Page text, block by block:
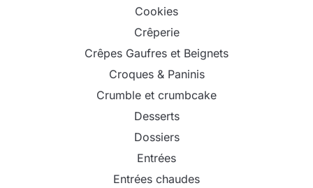
Cookies
Crêperie
Crêpes Gaufres et Beignets
Croques & Paninis
Crumble et crumbcake
Desserts
Dossiers
Entrées
Entrées chaudes